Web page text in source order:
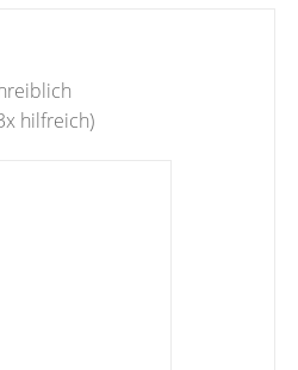
hilfreich)